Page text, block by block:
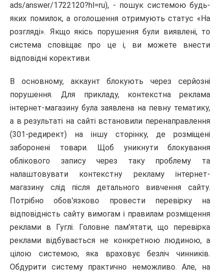
ads/answer/1722120?hl=ru), - пошук системою будь-
яких помилок, а оголошення отримують статус «На
розгляді». Якщо якісь порушення були виявлені, то
система сповіщає про це і, ви можете внести
відповідні корективи.
В основному, аккаунт блокують через серйозні
порушення. Для прикладу, контекстна реклама
інтернет-магазину була заявлена ​​на певну тематику,
а в результаті на сайті встановили перенаправлення
(301-редирект) на іншу сторінку, де розміщені
заборонені товари. Щоб уникнути блокування
облікового запису через таку проблему та
налаштовувати контекстну рекламу інтернет-
магазину слід після детального вивчення сайту.
Потрібно обов'язково провести перевірку на
відповідність сайту вимогам і правилам розміщення
реклами в Гуглі. Головне пам'ятати, що перевірка
реклами відбувається не конкретною людиною, а
цілою системою, яка враховує безліч чинників.
Обдурити систему практично неможливо. Але, на